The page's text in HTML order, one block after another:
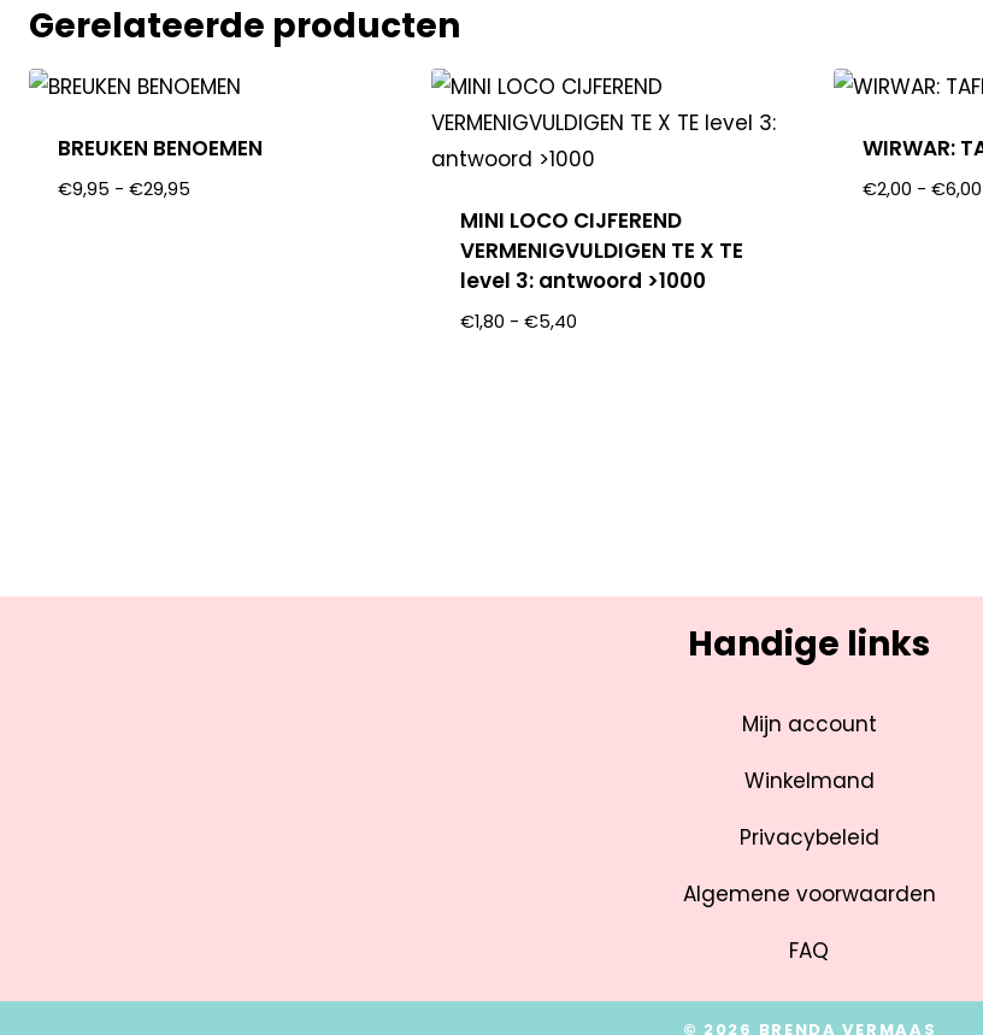
Gerelateerde producten
BREUKEN BENOEMEN
€9,95 - €29,95
MINI LOCO CIJFEREND
VERMENIGVULDIGEN TE X TE
level 3: antwoord >1000
€1,80 - €5,40
WIRWAR:
€2,00 - €6,00
Handige links
Mijn account
Winkelmand
Privacybeleid
Algemene voorwaarden
FAQ
© 2026 BRENDA VERMAAS